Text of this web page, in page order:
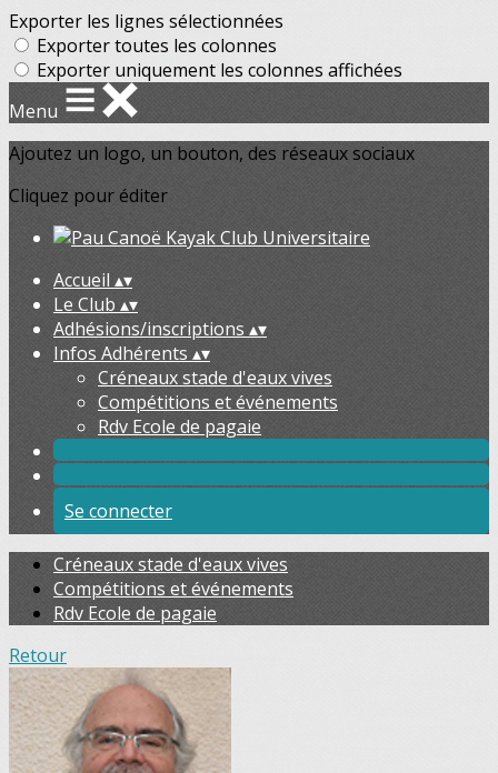
Exporter les lignes sélectionnées
Exporter toutes les colonnes
Exporter uniquement les colonnes affichées
Menu
Ajoutez un logo, un bouton, des réseaux sociaux
Cliquez pour éditer
Accueil ▴▾
Le Club ▴▾
Adhésions/inscriptions ▴▾
Infos Adhérents ▴▾
Créneaux stade d'eaux vives
Compétitions et événements
Rdv Ecole de pagaie
Se connecter
Créneaux stade d'eaux vives
Compétitions et événements
Rdv Ecole de pagaie
Retour